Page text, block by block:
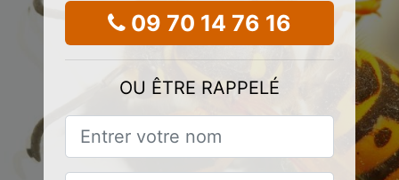
09 70 14 76 16
OU ÊTRE RAPPELÉ